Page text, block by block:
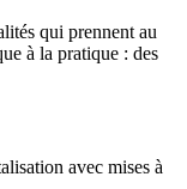
qui prennent au
à la pratique : des
avec mises à